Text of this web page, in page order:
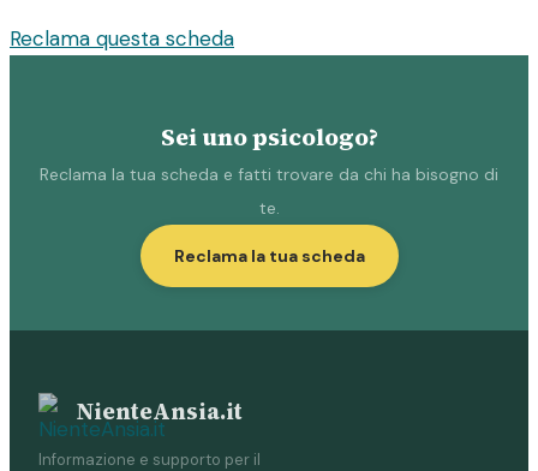
Reclama questa scheda
Sei uno psicologo?
Reclama la tua scheda e fatti trovare da chi ha bisogno di
te.
Reclama la tua scheda
NienteAnsia.it
Informazione e supporto per il